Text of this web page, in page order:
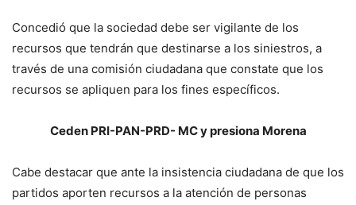
Concedió que la sociedad debe ser vigilante de los
recursos que tendrán que destinarse a los siniestros, a
través de una comisión ciudadana que constate que los
recursos se apliquen para los fines específicos.
Ceden PRI-PAN-PRD- MC y presiona Morena
Cabe destacar que ante la insistencia ciudadana de que los
partidos aporten recursos a la atención de personas